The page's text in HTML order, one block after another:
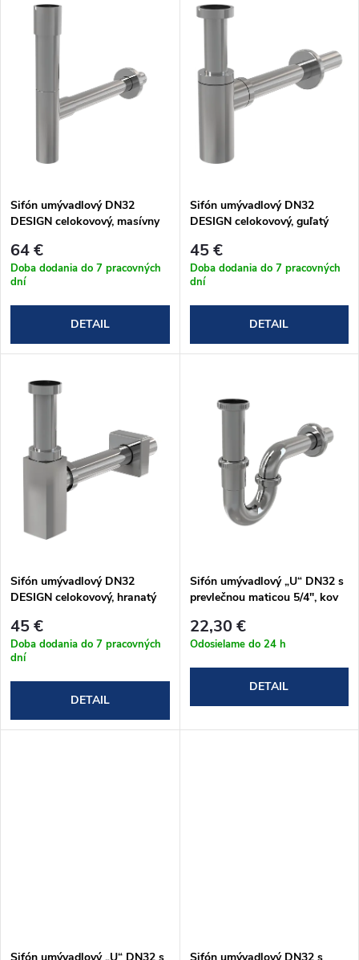
p
r
o
d
o
v
Abecedne
p
r
o
d
u
o
v
Sifón umývadlový DN32
DESIGN celokovový, masívny
64 €
Doba dodania do 7 pracovných
dní
DETAIL
Sifón umývadlový DN32
DESIGN celokovový, guľatý
45 €
Doba dodania do 7 pracovných
dní
DETAIL
Sifón umývadlový DN32
DESIGN celokovový, hranatý
45 €
Doba dodania do 7 pracovných
dní
DETAIL
Sifón umývadlový „U“ DN32 s
prevlečnou maticou 5/4", kov
22,30 €
Odosielame do 24 h
DETAIL
Sifón umývadlový „U“ DN32 s Sifón umývadlový DN32 s